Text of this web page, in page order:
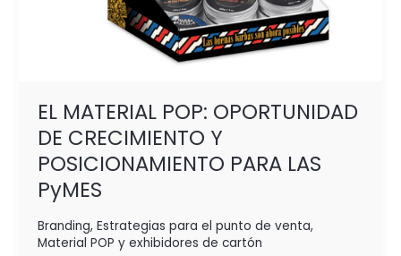
EL MATERIAL POP: OPORTUNIDAD
DE CRECIMIENTO Y
POSICIONAMIENTO PARA LAS
PyMES
Branding, Estrategias para el punto de venta,
Material POP y exhibidores de cartón